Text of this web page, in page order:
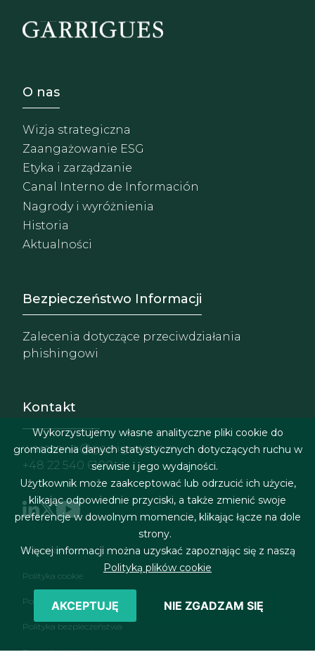
Footer - Sobre Nosotros
O nas
Wizja strategiczna
Zaangażowanie ESG
Etyka i zarządzanie
Canal Interno de Información
Nagrody i wyróżnienia
Historia
Aktualności
Footer - Extranet y
Bezpieczeństwo Informacji
Zalecenia dotyczące przeciwdziałania
phishingowi
Kontakt
warszawa@garrigues.com
+48 22 540 6100
Menu stopki
Nota prawna
Polityka cookie
Polityka prywatności
Polityka bezpieczeństwa
Formularz kontaktowy
Wykorzystujemy własne analityczne pliki cookie do
gromadzenia danych statystycznych dotyczących ruchu w
serwisie i jego wydajności.
Użytkownik może zaakceptować lub odrzucić ich użycie,
klikając odpowiednie przyciski, a także zmienić swoje
preferencje w dowolnym momencie, klikając łącze na dole
strony.
Więcej informacji można uzyskać zapoznając się z naszą
Polityką plików cookie
AKCEPTUJĘ NIE ZGADZAM SIĘ